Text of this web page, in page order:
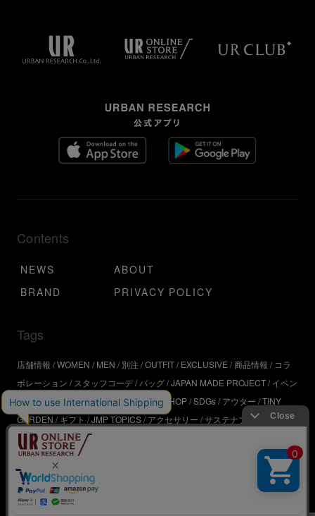
BRAND
Contents
NEWS
ABOUT
BRAND
PRIVACY POLICY
Tags
店舗情報 WOMEN MEN 別注 OUTFIT EXCLUSIVE 商品情報
コラ
ボレーション
スタッフコーデ バッグ JAPAN MADE PROJECT イベン
ト アウトドア インタビュー WORKSHOP SDGs アウター TINY
GARDEN
ギフト JMP TOPICS アクセサリー サステナブル
UR
SDGs
ジュエリー
ア URBS